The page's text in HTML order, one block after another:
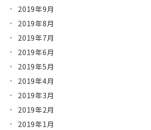
2019年9月
2019年8月
2019年7月
2019年6月
2019年5月
2019年4月
2019年3月
2019年2月
2019年1月